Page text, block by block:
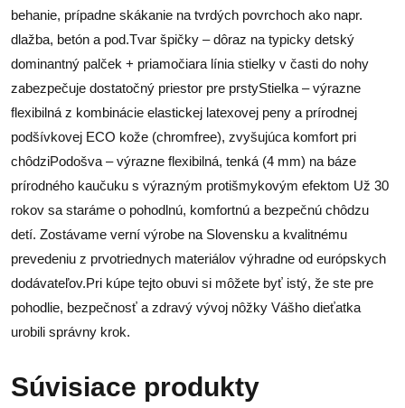
behanie, prípadne skákanie na tvrdých povrchoch ako napr.
dlažba, betón a pod.Tvar špičky – dôraz na typicky detský
dominantný palček + priamočiara línia stielky v časti do nohy
zabezpečuje dostatočný priestor pre prstyStielka – výrazne
flexibilná z kombinácie elastickej latexovej peny a prírodnej
podšívkovej ECO kože (chromfree), zvyšujúca komfort pri
chôdziPodošva – výrazne flexibilná, tenká (4 mm) na báze
prírodného kaučuku s výrazným protišmykovým efektom Už 30
rokov sa staráme o pohodlnú, komfortnú a bezpečnú chôdzu
detí. Zostávame verní výrobe na Slovensku a kvalitnému
prevedeniu z prvotriednych materiálov výhradne od európskych
dodávateľov.Pri kúpe tejto obuvi si môžete byť istý, že ste pre
pohodlie, bezpečnosť a zdravý vývoj nôžky Vášho dieťatka
urobili správny krok.
Súvisiace produkty